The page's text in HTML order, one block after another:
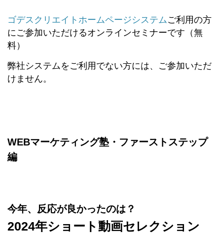
ゴデスクリエイトホームページシステムご利用の方
にご参加いただけるオンラインセミナーです（無
料）
弊社システムをご利用でない方には、ご参加いただ
けません。
WEBマーケティング塾・ファーストステップ
編
今年、反応が良かったのは？
2024年ショート動画セレクション